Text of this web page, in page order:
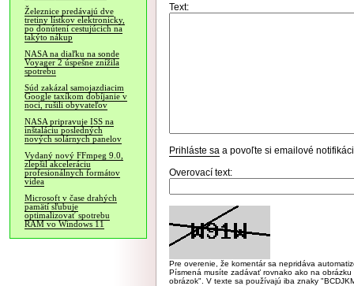
Železnice predávajú dve
tretiny lístkov elektronicky,
po donútení cestujúcich na
takýto nákup
NASA na diaľku na sonde
Voyager 2 úspešne znížila
spotrebu
Súd zakázal samojazdiacim
Google taxíkom dobíjanie v
noci, rušili obyvateľov
NASA pripravuje ISS na
inštaláciu posledných
nových solárnych panelov
Vydaný nový FFmpeg 9.0,
zlepšil akceleráciu
profesionálnych formátov
videa
Microsoft v čase drahých
pamätí sľubuje
optimalizovať spotrebu
RAM vo Windows 11
Text:
Prihláste sa a povoľte si emailové
Overovací text:
Pre overenie, že komentár sa nepridáva
Písmená musíte zadávať rovnako ako na
obrázok". V texte sa používajú iba znaky